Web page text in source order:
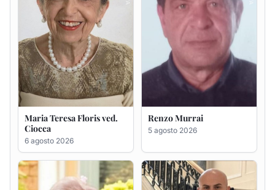
Maria Teresa Floris ved.
Ciocca
6 agosto 2026
Renzo Murrai
5 agosto 2026